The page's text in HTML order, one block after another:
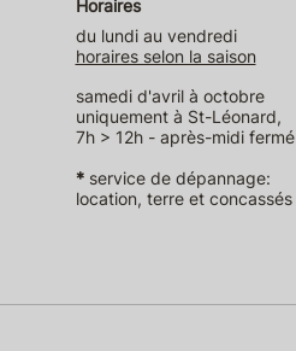
Horaires
du lundi au vendredi
horaires selon la saison
samedi d'avril à octobre
uniquement à St-Léonard,
7h > 12h - après-midi fermé
*service de dépannage:
location, terre et concassés